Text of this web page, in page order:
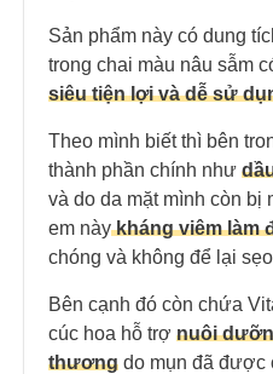
Sản phẩm này có dung
trong chai màu nâu sẫm
siêu tiện lợi và dễ sử
Theo mình biết thì bên
thành phần chính như
và do da mặt mình còn bị
em nàykháng viêm làm
chóng và không để lại
Bên cạnh đó còn chứa
cúc hoa hỗ trợ nuôi
thương do mụn đã được